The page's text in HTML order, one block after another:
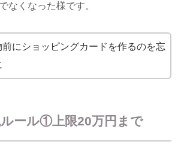
なくなった様です。
前にショッピングカードを作るのを忘
ール①上限20万円まで